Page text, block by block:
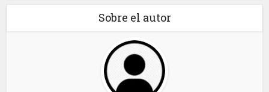
Sobre el autor